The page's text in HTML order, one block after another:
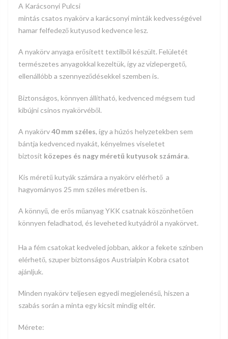
A Karácsonyi Pulcsi
mintás csatos nyakörv a karácsonyi minták kedvességével
hamar felfedező kutyusod kedvence lesz.
A nyakörv anyaga erősített textilből készült. Felületét
természetes anyagokkal kezeltük, így az vízlepergető,
ellenállóbb a szennyeződésekkel szemben is.
Biztonságos, könnyen állítható, kedvenced mégsem tud
kibújni csinos nyakörvéből.
A nyakörv40 mm széles, így a húzós helyzetekben sem
bántja kedvenced nyakát, kényelmes viseletet
biztosít közepes és nagy méretű kutyusok számára.
Kis méretű kutyák számára a nyakörv elérhető a
hagyományos 25 mm széles méretben is.
A könnyű, de erős műanyag YKK csatnak köszönhetően
könnyen feladhatod, és leveheted kutyádról a nyakörvet.
Ha a fém csatokat kedveled jobban, akkor a fekete színben
elérhető, szuper biztonságos Austrialpin Kobra csatot
ajánljuk.
Minden nyakörv teljesen egyedi megjelenésű, hiszen a
szabás során a minta egy kicsit mindig eltér.
Mérete: